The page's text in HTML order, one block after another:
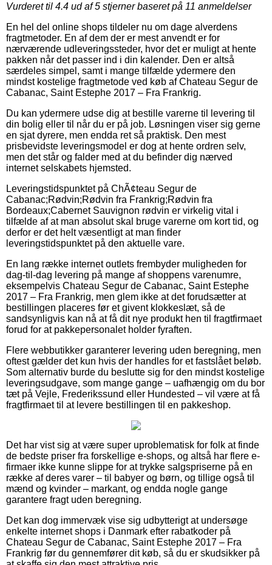
Vurderet til 4.4 ud af 5 stjerner baseret på 11 anmeldelser
En hel del online shops tildeler nu om dage alverdens
fragtmetoder. En af dem der er mest anvendt er for
nærværende udleveringssteder, hvor det er muligt at hente
pakken når det passer ind i din kalender. Den er altså
særdeles simpel, samt i mange tilfælde ydermere den
mindst kostelige fragtmetode ved køb af Chateau Segur de
Cabanac, Saint Estephe 2017 – Fra Frankrig.
Du kan ydermere udse dig at bestille varerne til levering til
din bolig eller til når du er på job. Løsningen viser sig gerne
en sjat dyrere, men endda ret så praktisk. Den mest
prisbevidste leveringsmodel er dog at hente ordren selv,
men det står og falder med at du befinder dig nærved
internet selskabets hjemsted.
Leveringstidspunktet på ChÃ¢teau Segur de
Cabanac;Rødvin;Rødvin fra Frankrig;Rødvin fra
Bordeaux;Cabernet Sauvignon rødvin er virkelig vital i
tilfælde af at man absolut skal bruge varerne om kort tid, og
derfor er det helt væsentligt at man finder
leveringstidspunktet på den aktuelle vare.
En lang række internet outlets frembyder muligheden for
dag-til-dag levering på mange af shoppens varenumre,
eksempelvis Chateau Segur de Cabanac, Saint Estephe
2017 – Fra Frankrig, men glem ikke at det forudsætter at
bestillingen placeres før et givent klokkeslæt, så de
sandsynligvis kan nå at få dit nye produkt hen til fragtfirmaet
forud for at pakkepersonalet holder fyraften.
Flere webbutikker garanterer levering uden beregning, men
oftest gælder det kun hvis der handles for et fastslået beløb.
Som alternativ burde du beslutte sig for den mindst kostelige
leveringsudgave, som mange gange – uafhængig om du bor
tæt på Vejle, Frederikssund eller Hundested – vil være at få
fragtfirmaet til at levere bestillingen til en pakkeshop.
Det har vist sig at være super uproblematisk for folk at finde
de bedste priser fra forskellige e-shops, og altså har flere e-
firmaer ikke kunne slippe for at trykke salgspriserne på en
række af deres varer – til babyer og børn, og tillige også til
mænd og kvinder – markant, og endda nogle gange
garantere fragt uden beregning.
Det kan dog immervæk vise sig udbytterigt at undersøge
enkelte internet shops i Danmark efter rabatkoder på
Chateau Segur de Cabanac, Saint Estephe 2017 – Fra
Frankrig før du gennemfører dit køb, så du er skudsikker på